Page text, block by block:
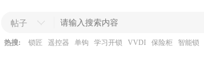
帖子
热搜: 锁匠 遥控器 单钩 学习开锁 VVDI 保险柜 智能锁